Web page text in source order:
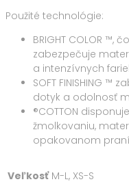
Použité technológie:
BRIGHT COLOR
zabezpečuje
a intenzívnych
SOFT FINISHING ™
dotyk a odolnosť
®COTTON
žmolkovaniu,
opakovanom
Veľkosť M-L, XS-S